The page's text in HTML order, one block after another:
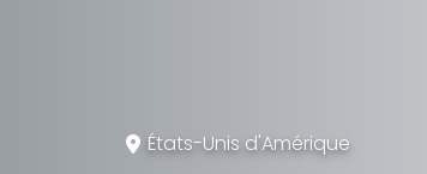
États-Unis d'Amérique